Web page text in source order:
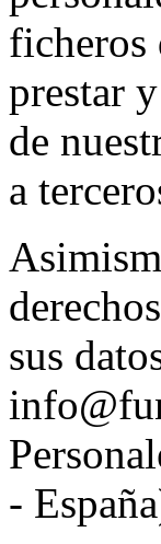
ficheros
prestar
de
a
sus
-